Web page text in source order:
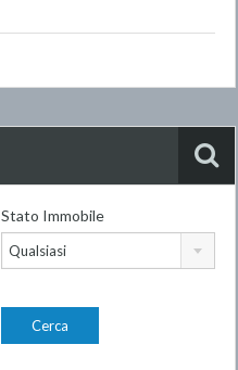
Stato Immobile
Qualsiasi